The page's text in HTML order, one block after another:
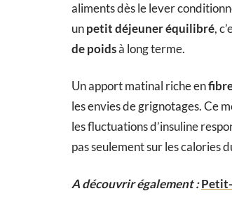
aliments dès le lever
unpetit déjeuner équilibré,
de poidsà long terme.
Un apport matinal riche en
les envies de grignotages. Ce
les fluctuations d’insuline
pas seulement sur les calories
A découvrir également :